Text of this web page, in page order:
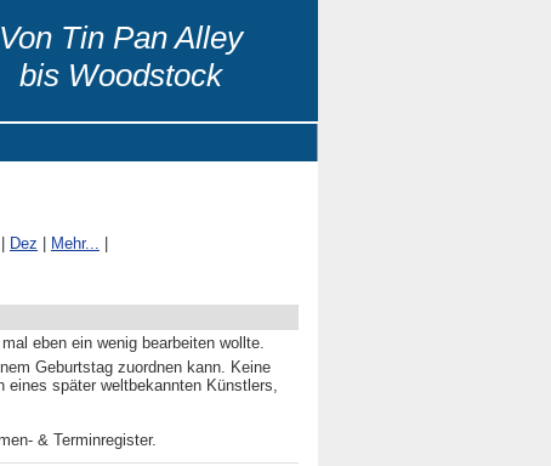
Von Tin Pan Alley
bis Woodstock
Dez Mehr...
eben ein wenig bearbeiten wollte.
Geburtstag zuordnen kann. Keine
eines später weltbekannten Künstlers,
& Terminregister.